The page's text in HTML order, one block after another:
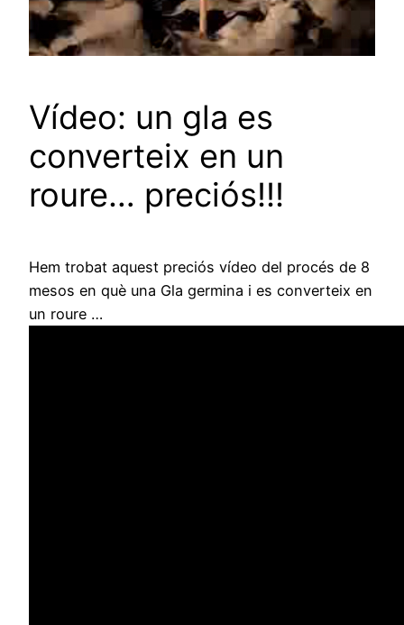
Vídeo: un gla es
converteix en un
roure… preciós!!!
Hem trobat aquest preciós vídeo del procés de 8
mesos en què una Gla germina i es converteix en
un roure …